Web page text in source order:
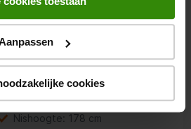
cookies
koel-vriescombinatie
4.1
€ 317
Goede prijs/efficiëntie
Nishoogte: 178 cm